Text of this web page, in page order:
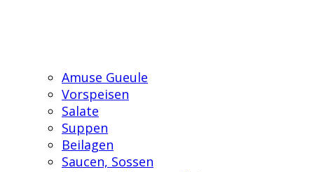
Amuse Gueule
Vorspeisen
Salate
Suppen
Beilagen
Saucen, Sossen